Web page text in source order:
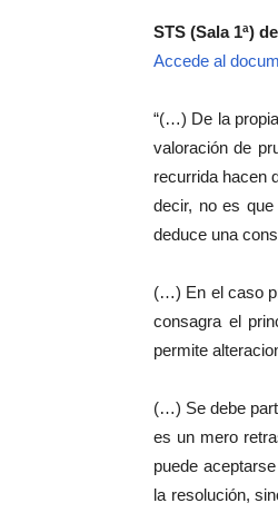
STS (Sala 1ª)
Accede al
“(…) De la
valoración de
recurrida hacen
decir, no es
deduce una
(…) En el caso
consagra el
permite
(…) Se debe
es un mero
puede
la resolución,